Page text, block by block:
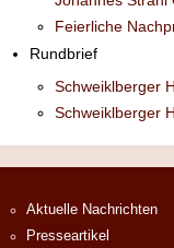
Feierliche
Rundbrief
Schweiklberger
Schweiklberger
Aktuelle Nachrichten
Presseartikel